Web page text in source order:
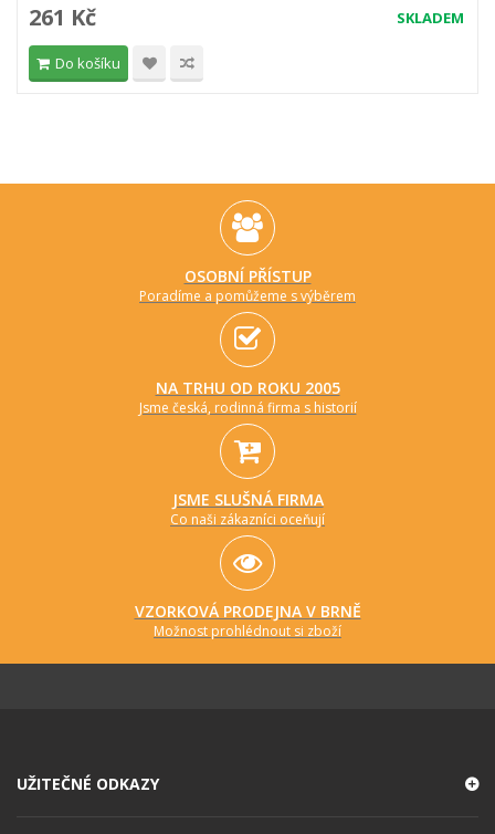
SKLADEM
261 Kč
Do košíku
OSOBNÍ PŘÍSTUP
Poradíme a pomůžeme s výběrem
NA TRHU OD ROKU 2005
Jsme česká, rodinná firma s historií
JSME SLUŠNÁ FIRMA
Co naši zákazníci oceňují
VZORKOVÁ PRODEJNA V BRNĚ
Možnost prohlédnout si zboží
UŽITEČNÉ ODKAZY